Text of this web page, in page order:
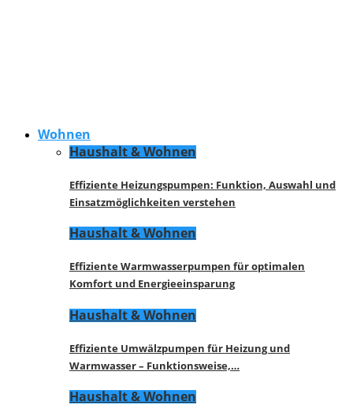
Wohnen
Haushalt & Wohnen
Effiziente Heizungspumpen: Funktion, Auswahl und
Einsatzmöglichkeiten verstehen
Haushalt & Wohnen
Effiziente Warmwasserpumpen für optimalen
Komfort und Energieeinsparung
Haushalt & Wohnen
Effiziente Umwälzpumpen für Heizung und
Warmwasser – Funktionsweise,…
Haushalt & Wohnen